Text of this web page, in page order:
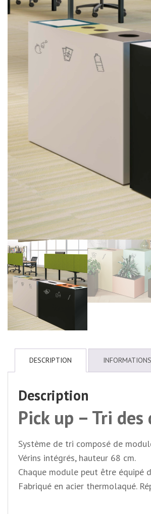
DESCRIPTION
Description
Pick up – Tri des
Système de tri composé de
Vérins intégrés, hauteur 68 cm.
Chaque module peut être équipé
Fabriqué en acier thermolaqué.